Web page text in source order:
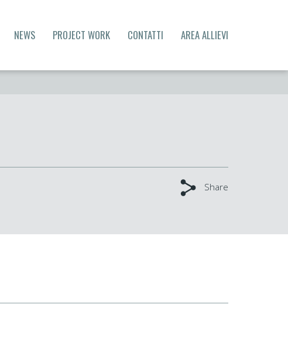
NEWS PROJECT WORK CONTATTI AREA ALLIEVI
Share